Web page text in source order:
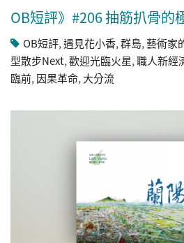
OB短評》#206 抽筋扒骨的
OB短評,遇見花小香,群島, 藝術家
型散步Next,歡迎光臨火星,職人新經
臨前, 因果革命, 大分流